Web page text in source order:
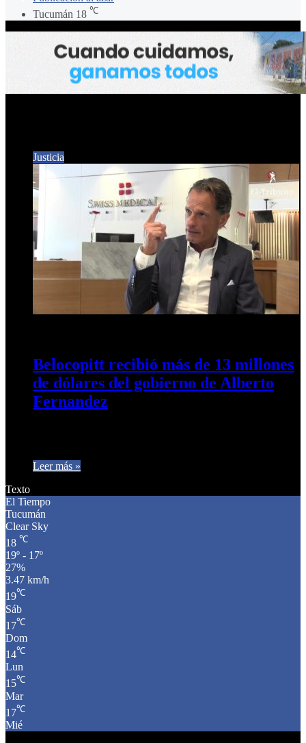
Tucumán 18 ℃
Justicia
Belocopitt recibió más de 13 millones
de dólares del gobierno de Alberto
Fernandez
Leer más »
Texto
El Tiempo
Tucumán
Clear Sky
18 ℃
19º - 17º
27%
3.47 km/h
19℃
Sáb
17℃
Dom
14℃
Lun
15℃
Mar
17℃
Mié